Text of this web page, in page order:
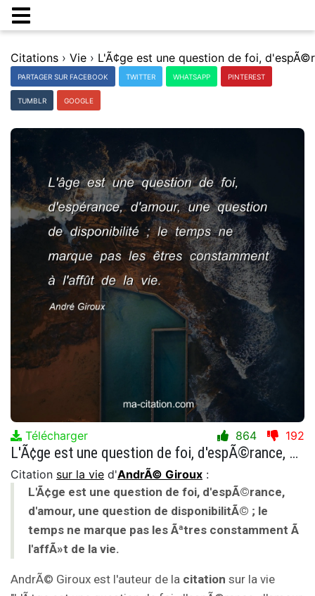
Citations › Vie ›
PARTAGER SUR FACEBOOK TWITTER WHATSAPP PINTEREST
TUMBLR GOOGLE
Télécharger 864 192
L'Ã¢ge est une question de foi, d'espÃ©rance, d'amour, une question de disponibilitÃ© ; le temps ne marque pas les Ãªtres constamment Ã l'affÃ»t de la vie.
Citation sur la vie d'AndrÃ© Giroux :
L'Ã¢ge est une question de foi, d'espÃ©rance,
d'amour, une question de disponibilitÃ© ; le
temps ne marque pas les Ãªtres constamment Ã
l'affÃ»t de la vie.
AndrÃ© Giroux est l'auteur de la citation sur la vie